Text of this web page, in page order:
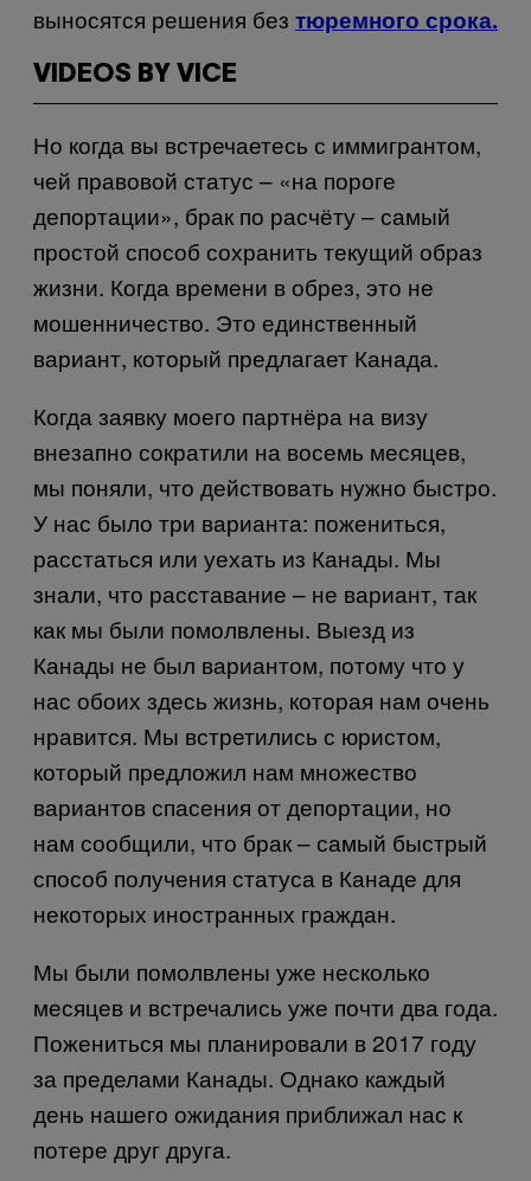
выносятся решения без тюремного срока.
VIDEOS BY VICE
Но когда вы встречаетесь с иммигрантом,
чей правовой статус – «на пороге
депортации», брак по расчёту – самый
простой способ сохранить текущий образ
жизни. Когда времени в обрез, это не
мошенничество. Это единственный
вариант, который предлагает Канада.
Когда заявку моего партнёра на визу
внезапно сократили на восемь месяцев,
мы поняли, что действовать нужно быстро.
У нас было три варианта: пожениться,
расстаться или уехать из Канады. Мы
знали, что расставание – не вариант, так
как мы были помолвлены. Выезд из
Канады не был вариантом, потому что у
нас обоих здесь жизнь, которая нам очень
нравится. Мы встретились с юристом,
который предложил нам множество
вариантов спасения от депортации, но
нам сообщили, что брак – самый быстрый
способ получения статуса в Канаде для
некоторых иностранных граждан.
Мы были помолвлены уже несколько
месяцев и встречались уже почти два года.
Пожениться мы планировали в 2017 году
за пределами Канады. Однако каждый
день нашего ожидания приближал нас к
потере друг друга.